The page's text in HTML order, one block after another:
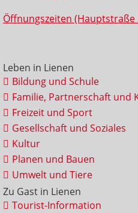
Öffnungszeiten (Hauptstraße
Leben in Lienen
Bildung und Schule
Familie, Partnerschaft und
Freizeit und Sport
Gesellschaft und Soziales
Kultur
Planen und Bauen
Umwelt und Tiere
Zu Gast in Lienen
Tourist-Information